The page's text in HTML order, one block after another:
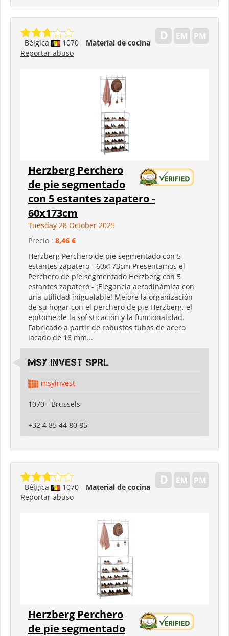
Bélgica 1070
Material de cocina
Reportar abuso
Herzberg Perchero
de pie segmentado
con 5 estantes zapatero -
60x173cm
Tuesday 28 October 2025
Precio : 8,46 €
Herzberg Perchero de pie segmentado con 5
estantes zapatero - 60x173cm Presentamos el
Perchero de pie segmentado Herzberg con 5
estantes zapatero - ¡Elegancia aerodinámica con
una utilidad inigualable! Mejore la organización
de su hogar con el perchero de pie Herzberg, el
epítome de la sofisticación y la funcionalidad.
Fabricado a partir de robustos tubos de acero
lacado de 16 mm...
MSY INVEST SPRL
msyinvest
1070 - Brussels
+32 4 85 44 80 85
Bélgica 1070
Material de cocina
Reportar abuso
Herzberg Perchero
de pie segmentado